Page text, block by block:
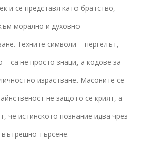
и се представя като братство,
морално и духовно
Техните символи – пергелът,
са не просто знаци, а кодове за
израстване. Масоните се
не защото се крият, а
че истинското познание идва чрез
търсене.